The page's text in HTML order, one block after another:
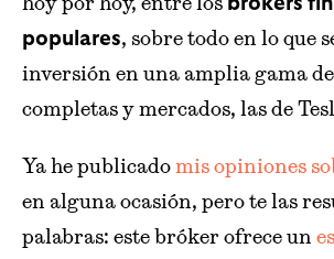
populares, sobre todo en lo que
inversión en una amplia gama
completas y mercados, las de
Ya he publicadomis opiniones
en alguna ocasión, pero te las
palabras: este bróker ofrece un